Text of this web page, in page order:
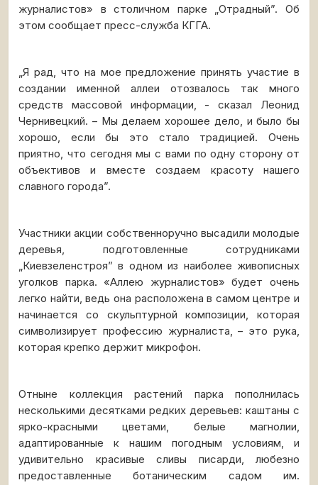
журналистов» в столичном парке „Отрадный”. Об
этом сообщает пресс-служба КГГА.
„Я рад, что на мое предложение принять участие в
создании именной аллеи отозвалось так много
средств массовой информации, - сказал Леонид
Чернивецкий. – Мы делаем хорошее дело, и было бы
хорошо, если бы это стало традицией. Очень
приятно, что сегодня мы с вами по одну сторону от
объективов и вместе создаем красоту нашего
славного города”.
Участники акции собственноручно высадили молодые
деревья, подготовленные сотрудниками
„Киевзеленстроя” в одном из наиболее живописных
уголков парка. «Аллею журналистов» будет очень
легко найти, ведь она расположена в самом центре и
начинается со скульптурной композиции, которая
символизирует профессию журналиста, – это рука,
которая крепко держит микрофон.
Отныне коллекция растений парка пополнилась
несколькими десятками редких деревьев: каштаны с
ярко-красными цветами, белые магнолии,
адаптированные к нашим погодным условиям, и
удивительно красивые сливы писарди, любезно
предоставленные ботаническим садом им.